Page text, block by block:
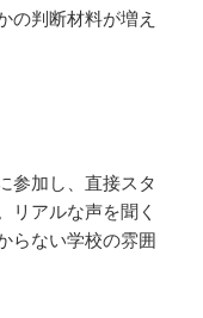
の判断材料が増え
参加し、直接スタ
リアルな声を聞く
らない学校の雰囲